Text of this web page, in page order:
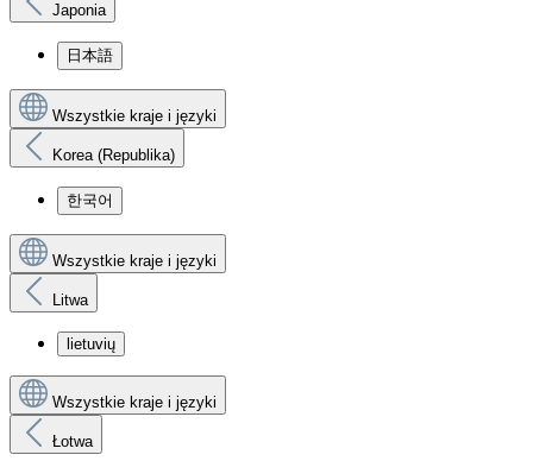
Japonia
日本語
Wszystkie kraje i języki
Korea (Republika)
한국어
Wszystkie kraje i języki
Litwa
lietuvių
Wszystkie kraje i języki
Łotwa